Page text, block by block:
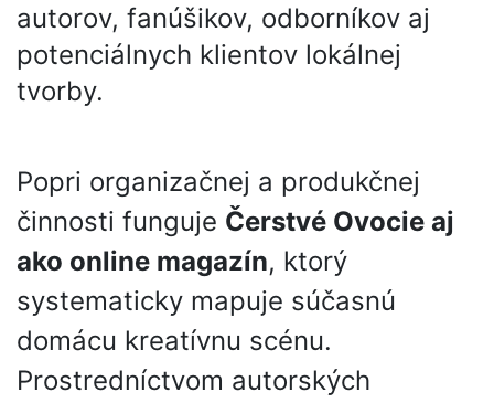
autorov, fanúšikov, odborníkov aj
potenciálnych klientov lokálnej
tvorby.
Popri organizačnej a produkčnej
činnosti funguje Čerstvé Ovocie aj
ako online magazín, ktorý
systematicky mapuje súčasnú
domácu kreatívnu scénu.
Prostredníctvom autorských